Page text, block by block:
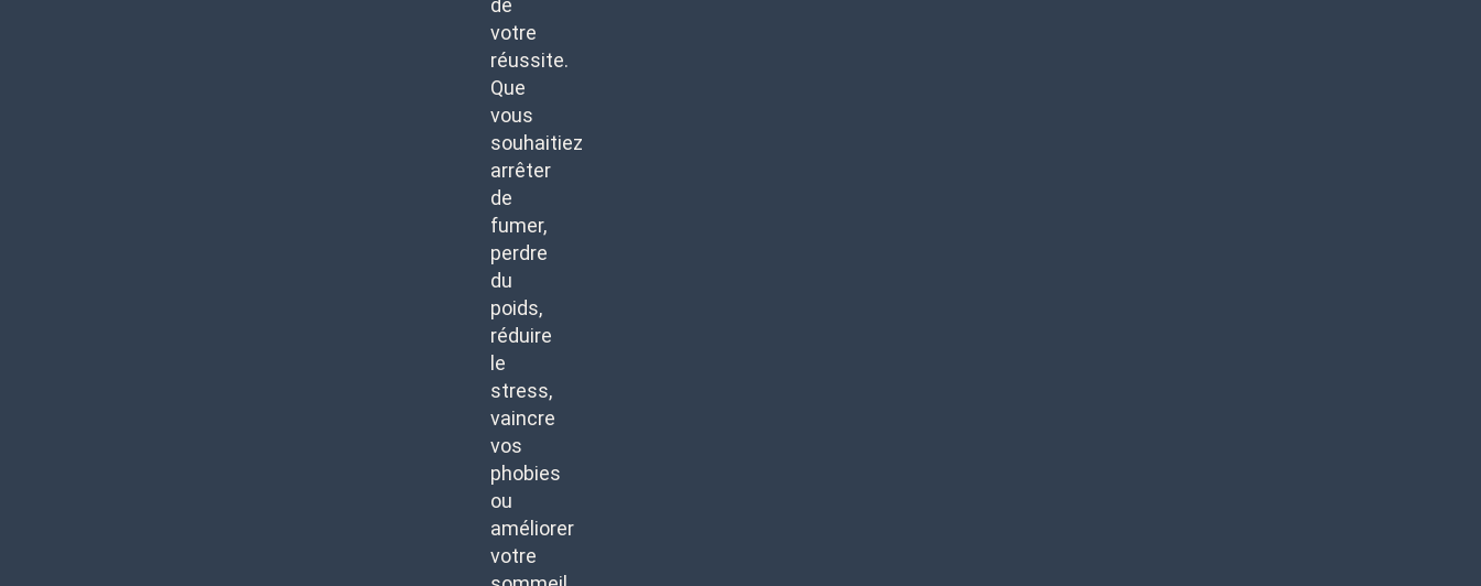
de
votre
réussite.
Que
vous
souhaitiez
arrêter
de
fumer,
perdre
du
poids,
réduire
le
stress,
vaincre
vos
phobies
ou
améliorer
votre